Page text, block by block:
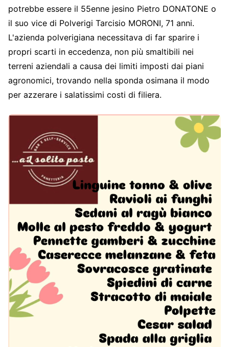
potrebbe essere il 55enne jesino Pietro DONATONE o
il suo vice di Polverigi Tarcisio MORONI, 71 anni.
L'azienda polverigiana necessitava di far sparire i
propri scarti in eccedenza, non più smaltibili nei
terreni aziendali a causa dei limiti imposti dai piani
agronomici, trovando nella sponda osimana il modo
per azzerare i salatissimi costi di filiera.